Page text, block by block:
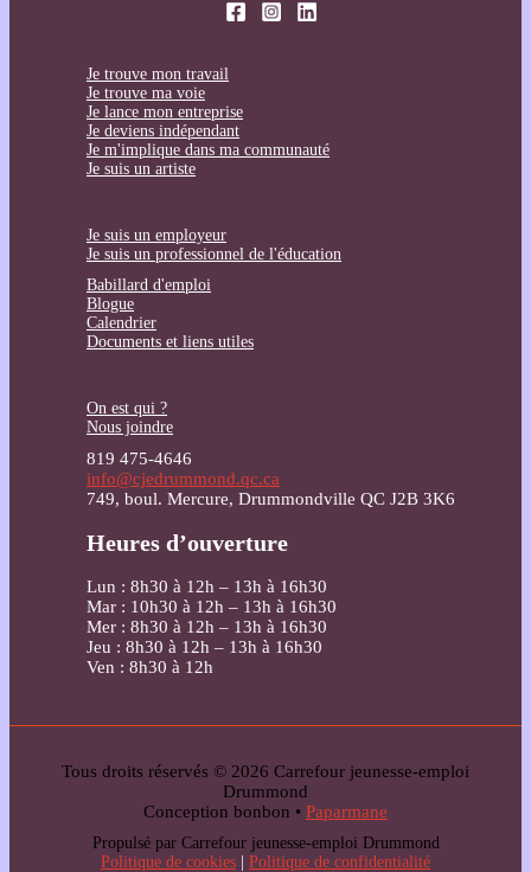
Je trouve mon travail
Je trouve ma voie
Je lance mon entreprise
Je deviens indépendant
Je m'implique dans ma communauté
Je suis un artiste
Je suis un employeur
Je suis un professionnel de l'éducation
Babillard d'emploi
Blogue
Calendrier
Documents et liens utiles
On est qui ?
Nous joindre
819 475-4646
info@cjedrummond.qc.ca
749, boul. Mercure, Drummondville QC J2B 3K6
Heures d’ouverture
Lun : 8h30 à 12h – 13h à 16h30
Mar : 10h30 à 12h – 13h à 16h30
Mer : 8h30 à 12h – 13h à 16h30
Jeu : 8h30 à 12h – 13h à 16h30
Ven : 8h30 à 12h
Tous droits réservés © 2026 Carrefour jeunesse-emploi
Drummond
Conception bonbon • Paparmane
Propulsé par Carrefour jeunesse-emploi Drummond
Politique de cookies | Politique de confidentialité